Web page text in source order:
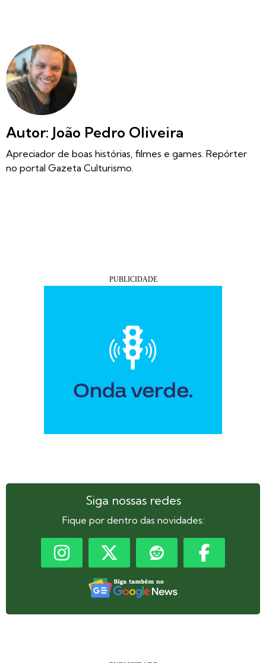
Autor: João Pedro Oliveira
Apreciador de boas histórias, filmes e games. Repórter
no portal Gazeta Culturismo.
Siga nossas redes
Fique por dentro das novidades: